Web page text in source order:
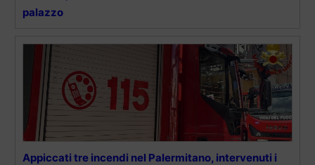
palazzo
Appiccati tre incendi nel Palermitano, intervenuti i